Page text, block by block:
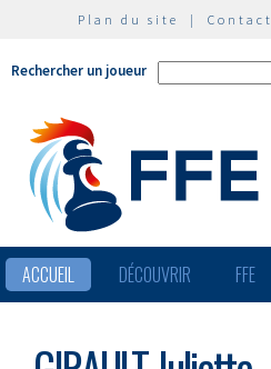
Plan du site | Contact
Rechercher un joueur
ACCUEIL DÉCOUVRIR FFE